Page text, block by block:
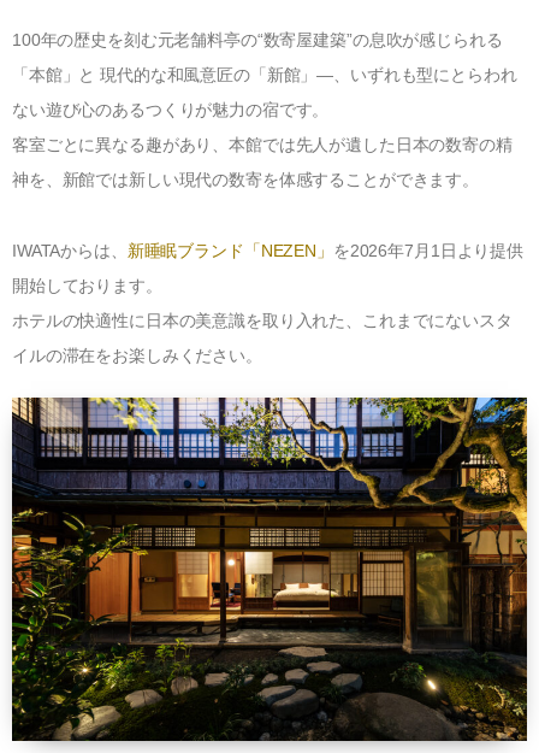
「安心安全」の品質
世界に誇る清潔度
有害物質の検査
生地の違い
ご愛用者さまの声
メンテナンス・サービス
羽毛ふとんお仕立て直し
UMO®アップグレード・サービス
寝具のお仕立て直し
インフォメーション
ハナカイジチ
イワタニュース
ふるさと納税
Facebook
イワタについて
わたしたちの想い
SDGｓ（サステナビリティ）へのアプローチ
羽ぶとん誕生ストーリー
イワタ羽毛研究所
ショップ情報
IWATA 京都本店
IWATA 東京店
IWATAリーガロイヤルホテル大阪店
法人のお客様へ
ショップ運営の方へ
ホテル・宿泊業の方へ
100年の歴史を刻む元老舗料亭の“数寄屋建築”の息吹が感じられる
「本館」と 現代的な和風意匠の「新館」―、いずれも型にとらわれ
ない遊び心のあるつくりが魅力の宿です。
客室ごとに異なる趣があり、本館では先人が遺した日本の数寄の精
神を、新館では新しい現代の数寄を体感することができます。
IWATAからは、 新睡眠ブランド「NEZEN」 を2026年7 月 1 日より提供
開始しております。
ホテルの快適性に日本の美意識を取り入れた、これまでにないスタ
イルの滞在をお楽しみください。